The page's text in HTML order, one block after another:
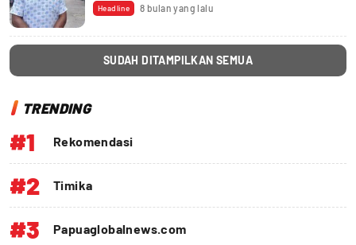
Headline 8 bulan yang lalu
SUDAH DITAMPILKAN SEMUA
TRENDING
#1 Rekomendasi
#2 Timika
#3 Papuaglobalnews.com